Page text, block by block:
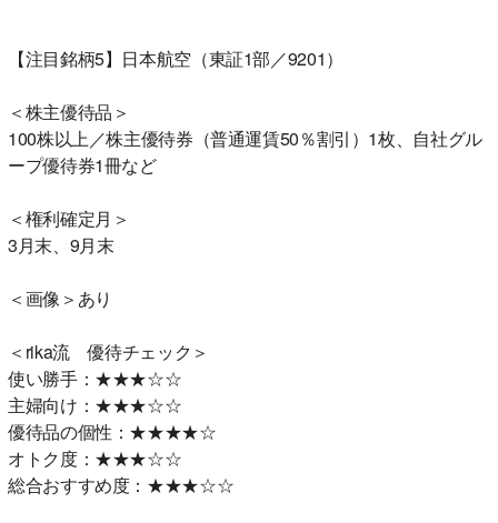
【注目銘柄5】日本航空（東証1部／9201）
＜株主優待品＞
100株以上／株主優待券（普通運賃50％割引）1枚、自社グル
ープ優待券1冊など
＜権利確定月＞
3月末、9月末
＜画像＞あり
＜rika流 優待チェック＞
使い勝手：★★★☆☆
主婦向け：★★★☆☆
優待品の個性：★★★★☆
オトク度：★★★☆☆
総合おすすめ度：★★★☆☆